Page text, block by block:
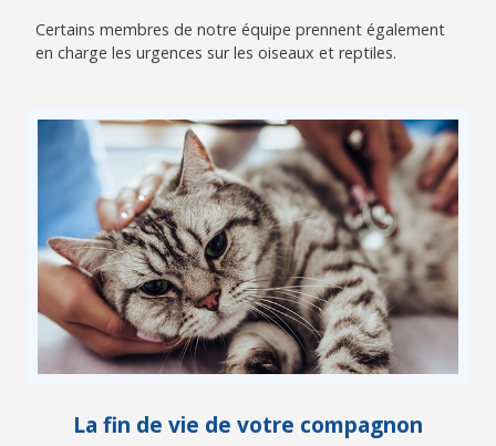
Certains membres de notre équipe prennent également
en charge les urgences sur les oiseaux et reptiles.
La fin de vie de votre compagnon